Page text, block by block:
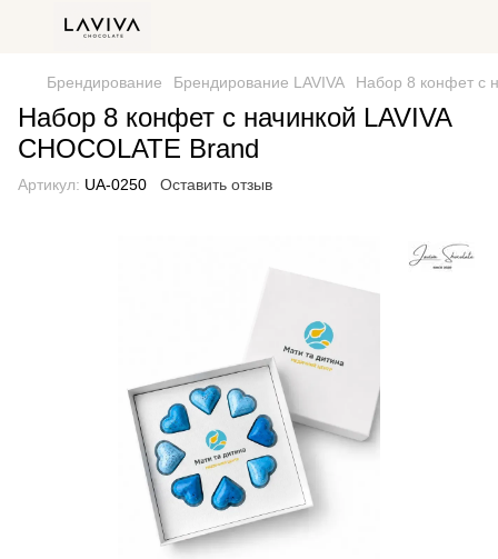
Брендирование Брендирование LAVIVA Набор 8 конфет с
Набор 8 конфет с начинкой LAVIVA
CHOCOLATE Brand
Артикул: UA-0250 Оставить отзыв